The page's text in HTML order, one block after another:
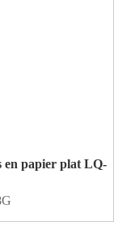
en papier plat LQ-